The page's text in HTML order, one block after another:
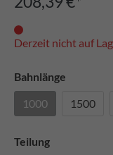
Derzeit nicht auf
Bahnlänge
1000
1500
Teilung